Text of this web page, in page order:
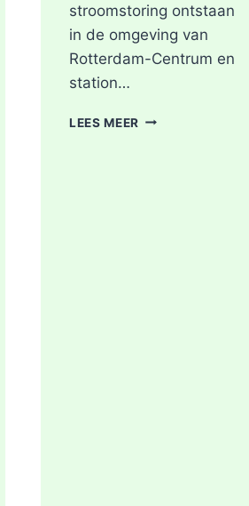
stroomstoring ontstaan
in de omgeving van
Rotterdam-Centrum en
station…
LEES MEER STROOMSTORING